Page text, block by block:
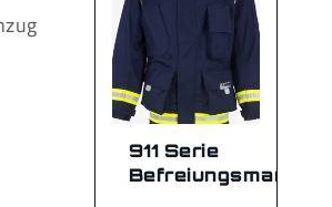
911 Serie
Befreiungsmantel